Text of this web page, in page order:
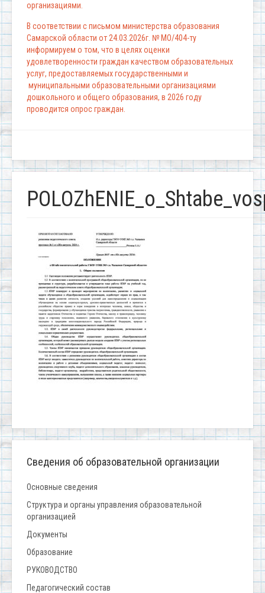
организациями.
В соответствии с письмом министерства образования
Самарской области от 24.03.2026г. № МО/404-ту
информируем о том, что в целях оценки
удовлетворенности граждан качеством образовательных
услуг, предоставляемых государственными и
муниципальными образовательными организациями
дошкольного и общего образования, в 2026 году
проводится опрос граждан.
Сведения об образовательной организации
Основные сведения
Структура и органы управления образовательной
организацией
Документы
Образование
РУКОВОДСТВО
Педагогический состав